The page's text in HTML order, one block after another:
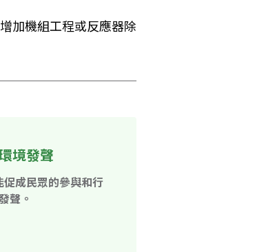
加機組工程或反應器除
境發聲
促成民眾的參與和行
聲。